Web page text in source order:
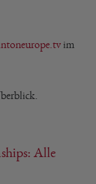
im
Alle